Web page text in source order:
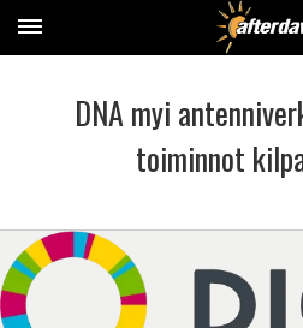
DNA myi
toiminnot